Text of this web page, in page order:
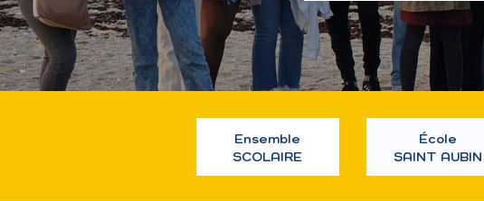
Ensemble
SCOLAIRE
École
SAINT AUBIN